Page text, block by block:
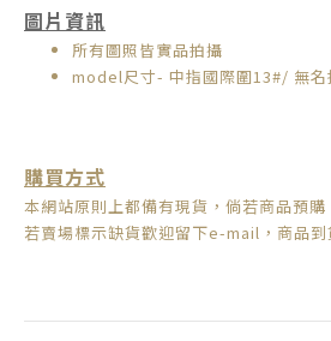
圖片資訊
所有圖照皆實品拍攝
model尺寸- 中指國際圍13#/ 無名
購買方式
本網站原則上都備有現貨，倘若商品預購
若賣場標示缺貨歡迎留下e-mail，商品到